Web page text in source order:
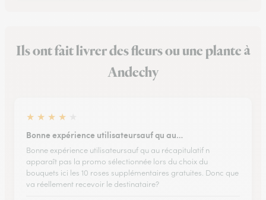
Ils ont fait livrer des fleurs ou une plante à
Andechy
★ ★ ★ ★
Bonne expérience utilisateursauf qu au…
Bonne expérience utilisateursauf qu au récapitulatif n
apparaît pas la promo sélectionnée lors du choix du
bouquets ici les 10 roses supplémentaires gratuites. Donc que
va réellement recevoir le destinataire?